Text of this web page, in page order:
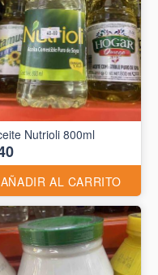
Nutrioli 800ml
AÑADIR AL CARRITO